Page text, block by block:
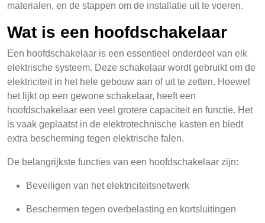
materialen, en de stappen om de installatie uit te voeren.
Wat is een hoofdschakelaar
Een hoofdschakelaar is een essentieel onderdeel van elk
elektrische systeem. Deze schakelaar wordt gebruikt om de
elektriciteit in het hele gebouw aan of uit te zetten. Hoewel
het lijkt op een gewone schakelaar, heeft een
hoofdschakelaar een veel grotere capaciteit en functie. Het
is vaak geplaatst in de elektrotechnische kasten en biedt
extra bescherming tegen elektrische falen.
De belangrijkste functies van een hoofdschakelaar zijn:
Beveiligen van het elektriciteitsnetwerk
Beschermen tegen overbelasting en kortsluitingen